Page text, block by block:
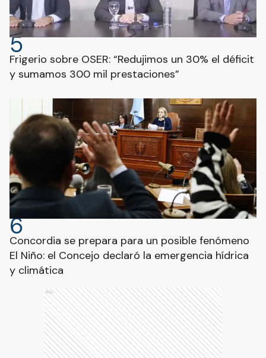
5
Frigerio sobre OSER: “Redujimos un 30% el déficit
y sumamos 300 mil prestaciones”
6
Concordia se prepara para un posible fenómeno
El Niño: el Concejo declaró la emergencia hídrica
y climática
Ads